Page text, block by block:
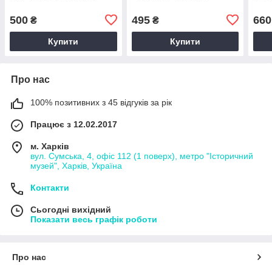
500 ₴
Купити
495₴
Купити
660
Про нас
100% позитивних з 45 відгуків за рік
Працює з 12.02.2017
м. Харків
вул. Сумська, 4, офіс 112 (1 поверх), метро "Історичний
музей", Харків, Україна
Контакти
Сьогодні вихідний
Показати весь графік роботи
Про нас